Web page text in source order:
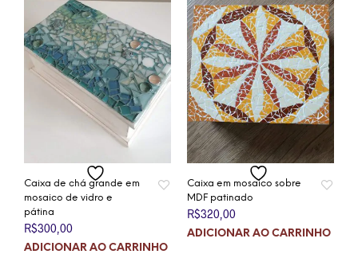
Caixa de chá grande em
mosaico de vidro e
pátina
R$300,00
ADICIONAR AO CARRINHO
Caixa em mosaico sobre
MDF patinado
R$320,00
ADICIONAR AO CARRINHO